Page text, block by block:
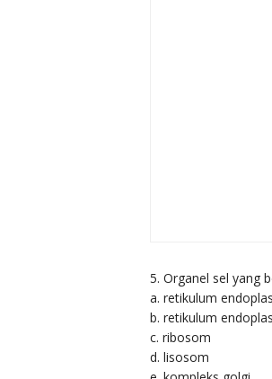
5. Organel sel yang
a. retikulum
b. retikulum
c. ribosom
d. lisosom